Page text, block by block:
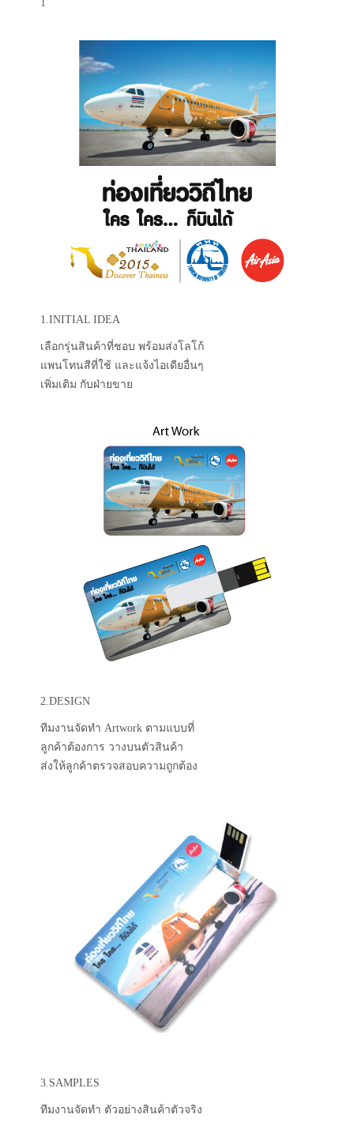
1
1.INITIAL IDEA
เลือกรุ่นสินค้าที่ชอบ พร้อมส่งโลโก้
แพนโทนสีที่ใช้ และแจ้งไอเดียอื่นๆ
เพิ่มเติม กับฝ่ายขาย
2.DESIGN
ทีมงานจัดทำ Artwork ตามแบบที่
ลูกค้าต้องการ วางบนตัวสินค้า
ส่งให้ลูกค้าตรวจสอบความถูกต้อง
3.SAMPLES
ทีมงานจัดทำ ตัวอย่างสินค้าตัวจริง